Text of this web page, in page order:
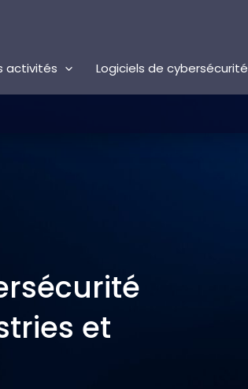
activités Logiciels de cybersécurité
et